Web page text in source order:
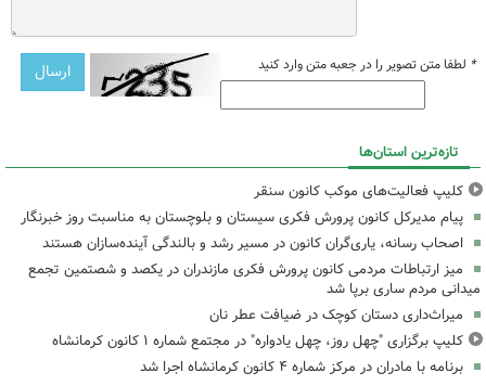
* لطفا متن تصویر را در جعبه متن وارد کنید
تازه‌ترین استان‌ها
کلیپ فعالیت‌های موکب کانون سنقر
پیام مدیرکل کانون پرورش فکری سیستان و بلوچستان به مناسبت روز خبرنگار
اصحاب رسانه، یاری‌گران کانون در مسیر رشد و بالندگی آینده‌سازان هستند
میز ارتباطات مردمی کانون پرورش فکری مازندران در یکصد و شصتمین تجمع
میدانی مردم ساری برپا شد
میراث‌داری دستان کوچک در ضیافت عطر نان
کلیپ برگزاری "چهل روز، چهل یادواره" در مجتمع شماره ۱ کانون کرمانشاه
برنامه با مادران در مرکز شماره ۴ کانون کرمانشاه اجرا شد